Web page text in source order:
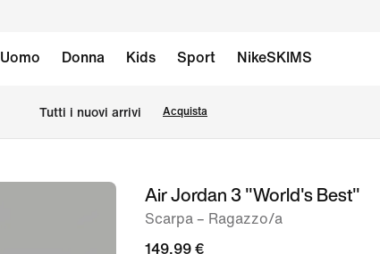
Uomo Donna Kids Sport NikeSKIMS
Tutti i nuovi arrivi Acquista
immagine
Air Jordan 3 "World's Best"
Scarpa – Ragazzo/a
149,99 €